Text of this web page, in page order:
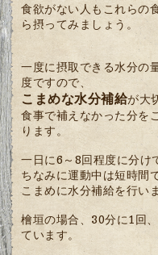
食欲がない人もこれらの
ら摂ってみましょう。
一度に摂取できる水分の
度ですので、
こまめな水分補給が大
食事で補えなかった分を
ります。
一日に6～8回程度に分け
ちなみに運動中は短時間
こまめに水分補給を行い
檜垣の場合、30分に1回
ています。